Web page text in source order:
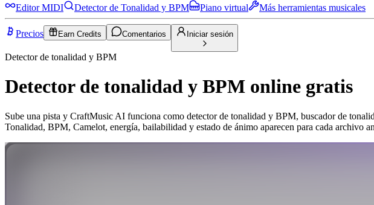
Editor MIDI Detector de Tonalidad y BPM Piano virtual Más herramientas musicales
Precios Earn Credits Comentarios Iniciar sesión
Detector de tonalidad y BPM
Detector de tonalidad y BPM online gratis
Sube una pista y CraftMusic AI funciona como detector de tonalidad y BPM, buscador de
Tonalidad, BPM, Camelot, energía, bailabilidad y estado de ánimo aparecen para cada archivo